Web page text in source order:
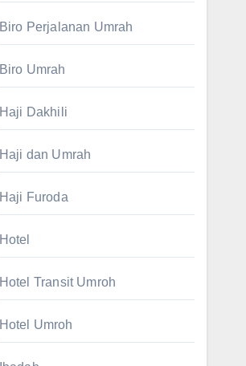
Biro Perjalanan Umrah
Biro Umrah
Haji Dakhili
Haji dan Umrah
Haji Furoda
Hotel
Hotel Transit Umroh
Hotel Umroh